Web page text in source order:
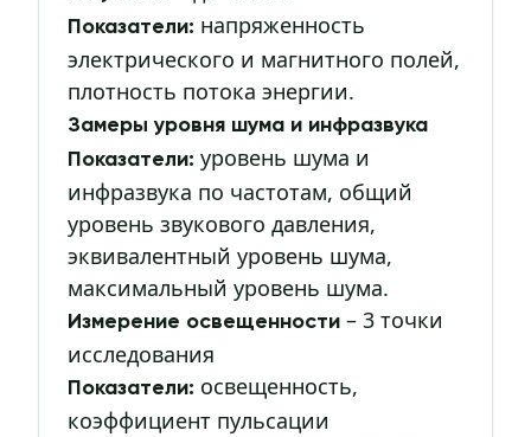
Показатели: напряженность
электрического и магнитного полей,
плотность потока энергии.
Замеры уровня шума и инфразвука
Показатели: уровень шума и
инфразвука по частотам, общий
уровень звукового давления,
эквивалентный уровень шума,
максимальный уровень шума.
Измерение освещенности – 3 точки
исследования
Показатели: освещенность,
коэффициент пульсации